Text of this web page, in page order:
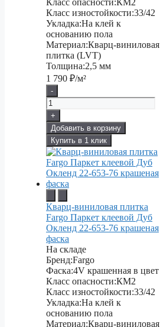
Класс опасности:КМ2
Класс изностойкости:33/42
Укладка:На клей к
основанию пола
Материал:Кварц-виниловая
плитка (LVT)
Толщина:2,5 мм
1 790 ₽/м²
-
+
Добавить в корзину
Купить в 1 клик
Кварц-виниловая плитка
Fargo Паркет клеевой Дуб
Окленд 22-653-76 крашеная
фаска
На складе
Бренд:Fargo
Фаска:4V крашенная в цвет
Класс опасности:КМ2
Класс изностойкости:33/42
Укладка:На клей к
основанию пола
Материал:Кварц-виниловая